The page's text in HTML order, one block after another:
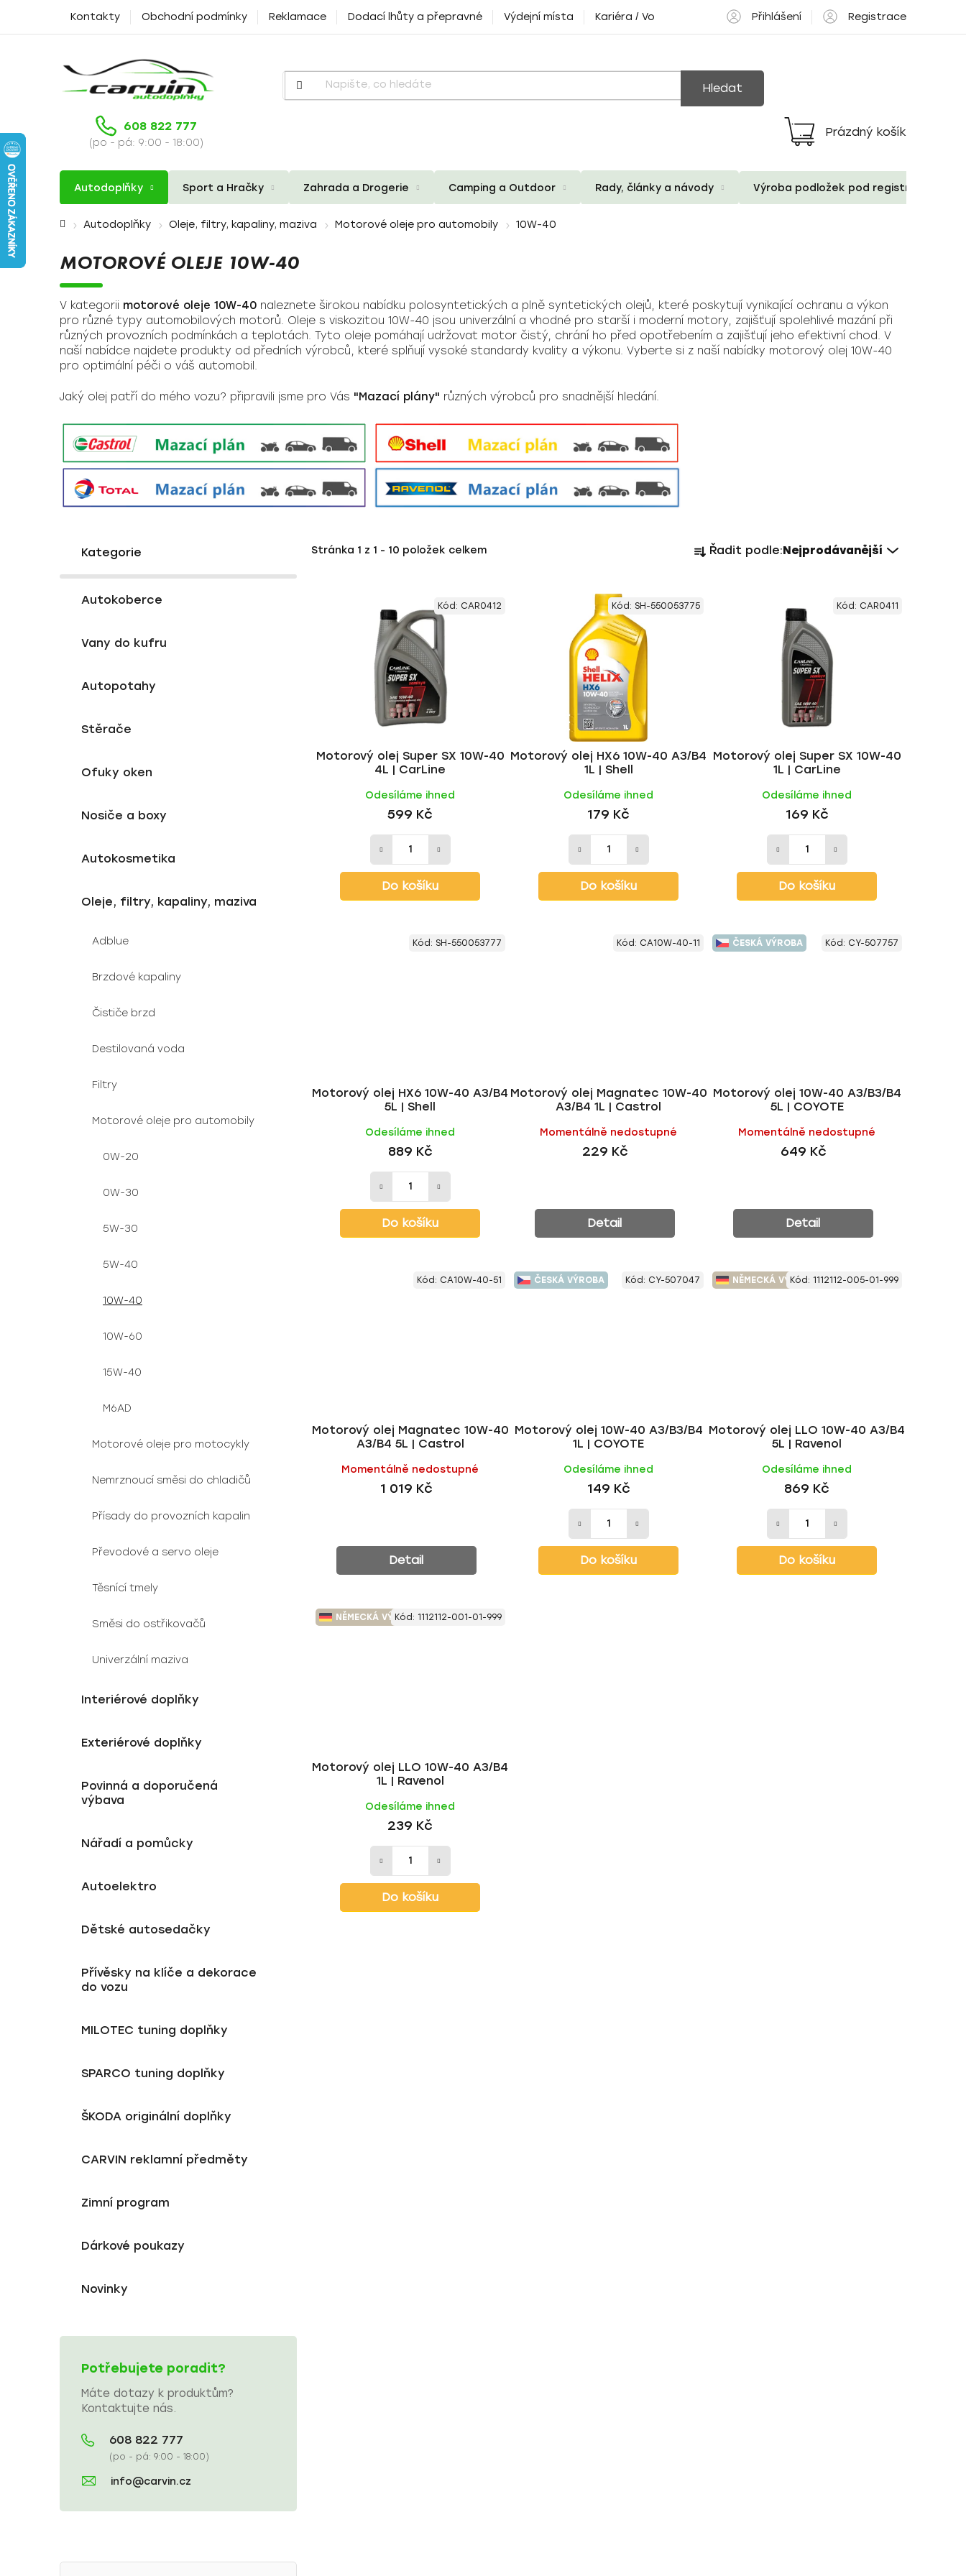
Kontakty Obchodní podmínky Reklamace Dodací lhůty a přepravné Výdejní místa Kariéra / Volné pozice Přihlášení Registrace
Hledat
608 822 777
(po - pá: 9:00 - 18:00)
Nákupní
košík
Prázdný košík
Autodoplňky Sport a Hračky Zahrada a Drogerie Camping a Outdoor Rady, články a návody Výroba podložek pod registrační
Domů Autodoplňky Oleje, filtry, kapaliny, maziva Motorové oleje pro automobily 10W-40
MOTOROVÉ OLEJE 10W-40
V kategorii motorové oleje 10W-40 naleznete širokou nabídku polosyntetických a plně syntetických olejů, které poskytují vynikající ochranu a výkon
pro různé typy automobilových motorů. Oleje s viskozitou 10W-40 jsou univerzální a vhodné pro starší i moderní motory, zajišťují spolehlivé mazání při
různých provozních podmínkách a teplotách. Tyto oleje pomáhají udržovat motor čistý, chrání ho před opotřebením a zajišťují jeho efektivní chod. V
naší nabídce najdete produkty od předních výrobců, které splňují vysoké standardy kvality a výkonu. Vyberte si z naší nabídky motorový olej 10W-40
pro optimální péči o váš automobil.
Jaký olej patří do mého vozu? připravili jsme pro Vás "Mazací plány" různých výrobců pro snadnější hledání.
s
kategorie
t
Autokoberce
Vany do kufru
Autopotahy
Stěrače
Ofuky oken
Nosiče a boxy
Autokosmetika
Oleje, filtry, kapaliny, maziva
Adblue
Brzdové kapaliny
Čističe brzd
Destilovaná voda
Filtry
Motorové oleje pro automobily
0W-20
0W-30
5W-30
5W-40
10W-40
10W-60
15W-40
M6AD
Motorové oleje pro motocykly
Nemrznoucí směsi do chladičů
Přísady do provozních kapalin
Převodové a servo oleje
Těsnící tmely
Směsi do ostřikovačů
Univerzální maziva
Interiérové doplňky
Exteriérové doplňky
Povinná a doporučená
výbava
Nářadí a pomůcky
Autoelektro
Dětské autosedačky
Přívěsky na klíče a dekorace
do vozu
MILOTEC tuning doplňky
SPARCO tuning doplňky
ŠKODA originální doplňky
CARVIN reklamní předměty
Zimní program
Dárkové poukazy
Novinky
Potřebujete poradit?
Máte dotazy k produktům?
Kontaktujte nás.
608 822 777
(po - pá: 9:00 - 18:00)
info@carvin.cz
Stránka 1 z 1 - 10 položek celkem
a
n
t
Řadit podle:Nejprodávanější
u
Motorový olej Super SX 10W-40
4L | CarLine
Odesíláme ihned
599 Kč
Do košíku
Kód: CAR0412
Motorový olej HX6 10W-40 A3/B4
1L | Shell
Odesíláme ihned
179 Kč
Do košíku
Kód: SH-550053775
Motorový olej Super SX 10W-40
1L | CarLine
Odesíláme ihned
169 Kč
Do košíku
Kód: CAR0411
Motorový olej HX6 10W-40 A3/B4
5L | Shell
Odesíláme ihned
889 Kč
Do košíku
Kód: SH-550053777
Motorový olej Magnatec 10W-40
A3/B4 1L | Castrol
Momentálně nedostupné
229 Kč
Detail
Kód: CA10W-40-11 ČESKÁ VÝROBA
Motorový olej 10W-40 A3/B3/B4
5L | COYOTE
Momentálně nedostupné
649 Kč
Detail
Kód: CY-507757
Motorový olej Magnatec 10W-40
A3/B4 5L | Castrol
Momentálně nedostupné
1 019 Kč
Detail
Kód: CA10W-40-51 ČESKÁ VÝROBA
Motorový olej 10W-40 A3/B3/B4
1L | COYOTE
Odesíláme ihned
149 Kč
Do košíku
Kód: CY-507047 NĚMECKÁ VÝROBA
Motorový olej LLO 10W-40 A3/B4
5L | Ravenol
Odesíláme ihned
869 Kč
Do košíku
Kód: 1112112-005-01-999
NĚMECKÁ VÝROBA
Motorový olej LLO 10W-40 A3/B4
1L | Ravenol
Odesíláme ihned
239 Kč
Do košíku
Kód: 1112112-001-01-999